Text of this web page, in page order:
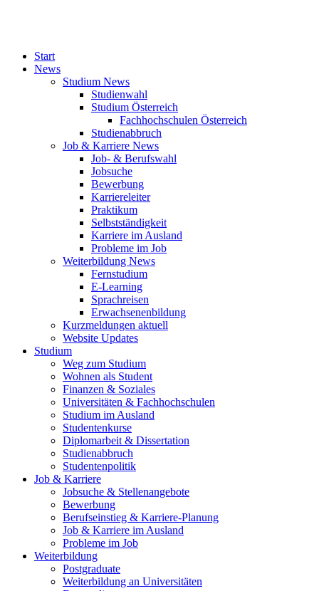
Start
News
Studium News
Studienwahl
Studium Österreich
Fachhochschulen Österreich
Studienabbruch
Job & Karriere News
Job- & Berufswahl
Jobsuche
Bewerbung
Karriereleiter
Praktikum
Selbstständigkeit
Karriere im Ausland
Probleme im Job
Weiterbildung News
Fernstudium
E-Learning
Sprachreisen
Erwachsenenbildung
Kurzmeldungen aktuell
Website Updates
Studium
Weg zum Studium
Wohnen als Student
Finanzen & Soziales
Universitäten & Fachhochschulen
Studium im Ausland
Studentenkurse
Diplomarbeit & Dissertation
Studienabbruch
Studentenpolitik
Job & Karriere
Jobsuche & Stellenangebote
Bewerbung
Berufseinstieg & Karriere-Planung
Job & Karriere im Ausland
Probleme im Job
Weiterbildung
Postgraduate
Weiterbildung an Universitäten